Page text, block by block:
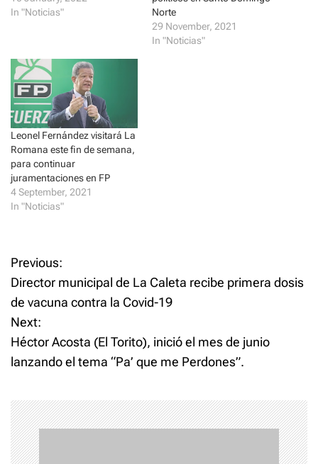
n
s
w
w
i
n
d
o
w
)
e
e
w
w
i
n
d
o
)
In "Noticias"
Norte
29 November, 2021
In "Noticias"
Leonel Fernández visitará La
Romana este fin de semana,
para continuar
juramentaciones en FP
4 September, 2021
In "Noticias"
P
o
s
t
a
v
Previous:
Director municipal de La Caleta recibe primera dosis
de vacuna contra la Covid-19
Next:
Héctor Acosta (El Torito), inició el mes de junio
lanzando el tema “Pa’ que me Perdones”.